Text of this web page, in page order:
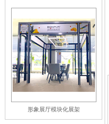
形象展厅模块化展架